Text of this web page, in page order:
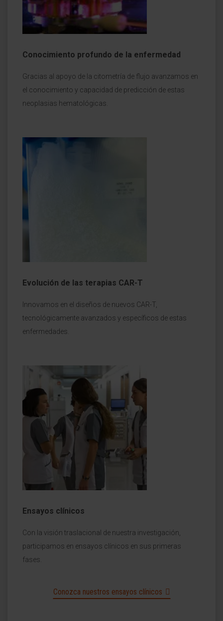
Conocimiento profundo de la enfermedad
Gracias al apoyo de la citometría de flujo avanzamos en
el conocimiento y capacidad de predicción de estas
neoplasias hematológicas.
Evolución de las terapias CAR-T
Innovamos en el diseños de nuevos CAR-T,
tecnológicamente avanzados y específicos de estas
enfermedades.
Ensayos clínicos
Con la visión traslacional de nuestra investigación,
participamos en ensayos clínicos en sus primeras
fases.
Conozca nuestros ensayos clínicos